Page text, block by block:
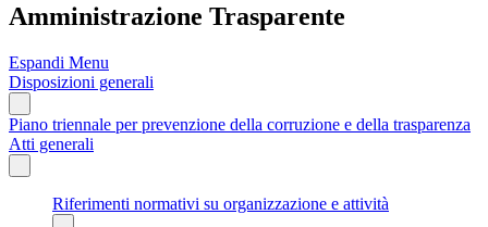
Amministrazione Trasparente
Espandi Menu
Disposizioni generali
Piano triennale per prevenzione della corruzione e della trasparenza
Atti generali
Riferimenti normativi su organizzazione e attività